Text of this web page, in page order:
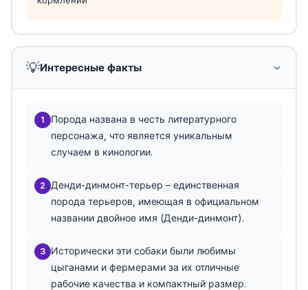
💡Интересные факты
1
Порода названа в честь литературного
персонажа, что является уникальным
случаем в кинологии.
2 Денди-динмонт-терьер – единственная
порода терьеров, имеющая в официальном
названии двойное имя (Денди-динмонт).
3 Исторически эти собаки были любимы
цыганами и фермерами за их отличные
рабочие качества и компактный размер.